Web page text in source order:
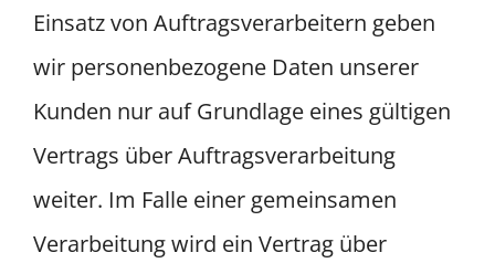
Einsatz von Auftragsverarbeitern geben
wir personenbezogene Daten unserer
Kunden nur auf Grundlage eines gültigen
Vertrags über Auftragsverarbeitung
weiter. Im Falle einer gemeinsamen
Verarbeitung wird ein Vertrag über